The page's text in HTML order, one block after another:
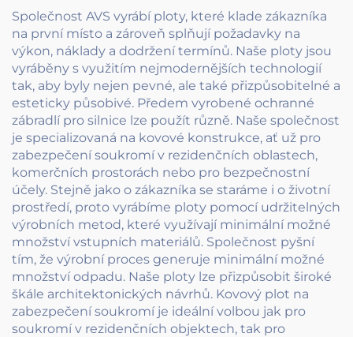
rámem z uhlíkové
oceli
Společnost AVS vyrábí ploty, které klade zákazníka
na první místo a zároveň splňují požadavky na
výkon, náklady a dodržení termínů. Naše ploty jsou
vyráběny s využitím nejmodernějších technologií
tak, aby byly nejen pevné, ale také přizpůsobitelné a
esteticky působivé. Předem vyrobené ochranné
zábradlí pro silnice lze použít různě. Naše společnost
je specializovaná na kovové konstrukce, ať už pro
zabezpečení soukromí v rezidenčních oblastech,
komerčních prostorách nebo pro bezpečnostní
účely. Stejně jako o zákazníka se staráme i o životní
prostředí, proto vyrábíme ploty pomocí udržitelných
výrobních metod, které využívají minimální možné
množství vstupních materiálů. Společnost pyšní
tím, že výrobní proces generuje minimální možné
množství odpadu. Naše ploty lze přizpůsobit široké
škále architektonických návrhů. Kovový plot na
zabezpečení soukromí je ideální volbou jak pro
soukromí v rezidenčních objektech, tak pro